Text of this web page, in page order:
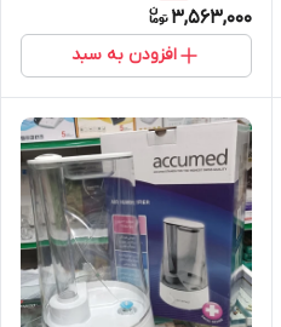
3,563,000
افزودن به سبد